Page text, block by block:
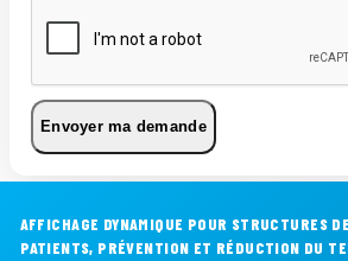
Envoyer ma demande
AFFICHAGE DYNAMIQUE POUR STRUCTURES
PATIENTS, PRÉVENTION ET RÉDUCTION DU